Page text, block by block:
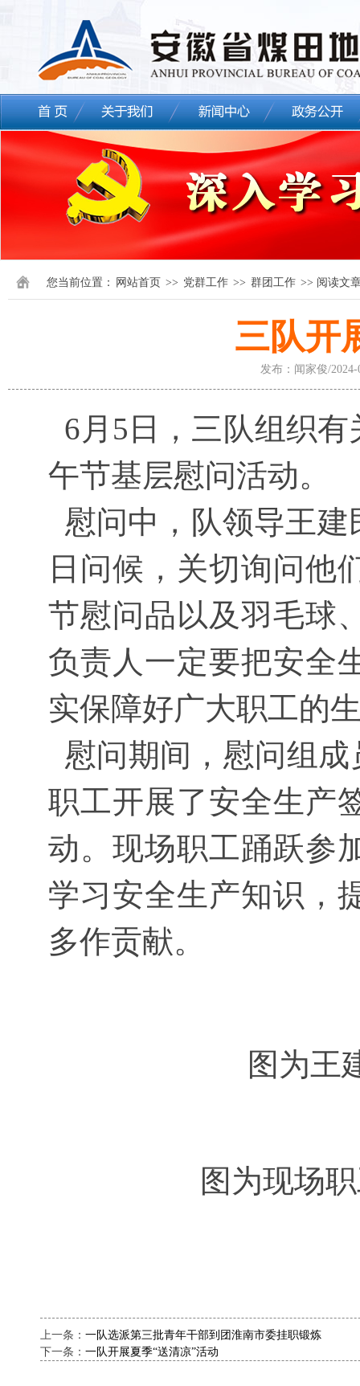
您当前位置： 网站首页 >> 党群工作 >> 群团工作 >> 阅读文
三队开
发布：闻家俊/
6月5日，三队组织
午节基层慰问活动。
慰问中，队领导王建
日问候，关切询问他
节慰问品以及羽毛球
负责人一定要把安全
实保障好广大职工的
慰问期间， 慰问组成
职工开展了安全生产
动。现场职工踊跃参
学习安全生产知识，
多作贡献。
图为王
图为现场
上一条： 一队选派第三批青年干部到团淮南市委挂职锻炼
下一条： 一队开展夏季“送清凉”活动